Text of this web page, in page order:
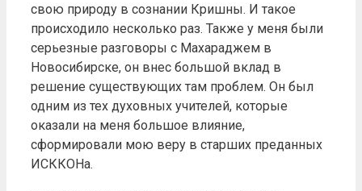
свою природу в сознании Кришны. И такое
происходило несколько раз. Также у меня были
серьезные разговоры с Махараджем в
Новосибирске, он внес большой вклад в
решение существующих там проблем. Он был
одним из тех духовных учителей, которые
оказали на меня большое влияние,
сформировали мою веру в старших преданных
ИСККОНа.